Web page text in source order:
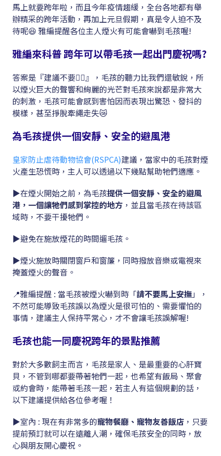
馬上就要跨年啦，而且今年疫情趨緩，全台各地都有舉
辦精采的跨年活動，再加上元旦假期，真是令人迫不及
待呢😆 雅編提醒各位主人煙火有可能會嚇到毛孩喔!
雅編來科普跨年可以帶毛孩一起出門慶祝嗎?
答案是『建議不要🙅‍♀️』，毛孩的聽力比我們還敏銳，所
以煙火巨大的聲響和絢麗的光芒對毛孩來說都是非常大
的刺激，毛孩可能會感到害怕因而表現出驚恐、發抖的
模樣，甚至掙脫牽繩走失😿
為毛孩提供一個安靜、安全的避風港
皇家防止虐待動物協會(RSPCA)建議，當家中的毛孩對煙
火產生恐慌時，主人可以透過以下幾點幫助牠們適應。
▶在煙火開始之前，為毛孩提供一個安靜、安全的避風
港，一個讓牠們感到掌控的地方 ，並且當毛孩在待該區
域時，不要干擾牠們。
▶避免在施放煙花的時間遛毛孩。
▶煙火施放時關閉窗戶和窗簾，同時撥放音樂或電視來
掩蓋煙火的聲音。
📍雅編提醒 : 當毛孩被煙火嚇到時「請不要馬上安撫」，
不然可能導致毛孩誤以為煙火是很可怕的、需要懼怕的
事情，建議主人保持平常心，才不會讓毛孩誤解喔!
毛孩也能一同慶祝跨年的景點推薦
對於大多數飼主而言，毛孩是家人、是最重要的心肝寶
貝，不管到哪都要帶著牠們一起，也希望有飯局、聚會
或約會時，能帶著毛孩一起，若主人有這個規劃的話，
以下建議提供給各位參考喔！
▶室內 : 現在有非常多的寵物餐廳、寵物友善飯店 ，只要
提前預訂就可以在遠離人潮，確保毛孩安全的同時，放
心與朋友開心慶祝。